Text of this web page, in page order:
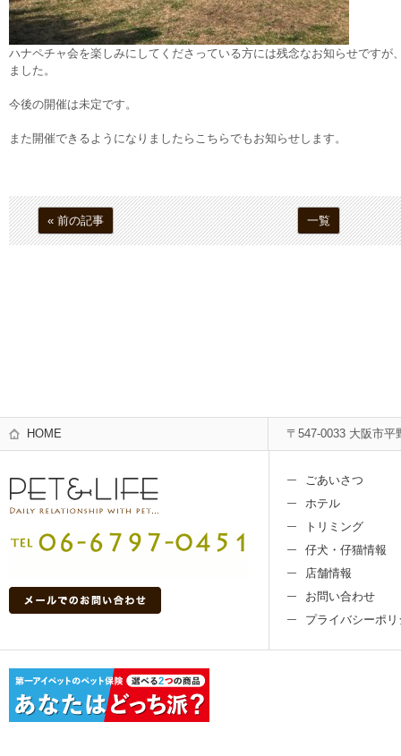
ハナペチャ会を楽しみにしてくださっている方には残念なお知らせですが
ました。
今後の開催は未定です。
また開催できるようになりましたらこちらでもお知らせします。
« 前の記事 一覧
HOME 〒547-0033 大阪市平
ごあいさつ
ホテル
トリミング
仔犬・仔猫情報
店舗情報
お問い合わせ
プライバシーポリ